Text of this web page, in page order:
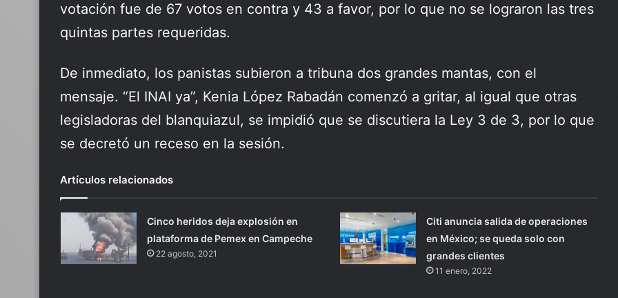
votación fue de 67 votos en contra y 43 a favor, por lo que no se lograron las tres
quintas partes requeridas.
De inmediato, los panistas subieron a tribuna dos grandes mantas, con el
mensaje. “El INAI ya”, Kenia López Rabadán comenzó a gritar, al igual que otras
legisladoras del blanquiazul, se impidió que se discutiera la Ley 3 de 3, por lo que
se decretó un receso en la sesión.
Artículos relacionados
Cinco heridos deja explosión en
plataforma de Pemex en Campeche
22 agosto, 2021
Citi anuncia salida de operaciones
en México; se queda solo con
grandes clientes
11 enero, 2022